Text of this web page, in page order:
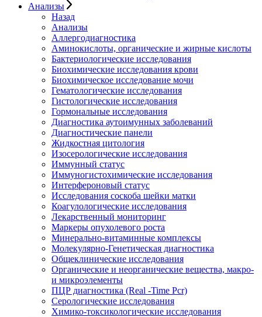
Анализы
Назад
Анализы
Аллергодиагностика
Аминокислоты, органические и жирные кислоты
Бактериологические исследования
Биохимические исследования крови
Биохимическое исследование мочи
Гематологические исследования
Гистологические исследования
Гормональные исследования
Диагностика аутоимунных заболеваний
Диагностические панели
Жидкостная цитология
Изосерологические исследования
Иммунный статус
Иммуногистохимические исследования
Интерфероновый статус
Исследования соскоба шейки матки
Коагулологические исследования
Лекарственный мониторинг
Маркеры опухолевого роста
Минерально-витаминные комплексы
Молекулярно-Генетическая диагностика
Общеклинические исследования
Органические и неорганические вещества, макро-
и микроэлементы
ПЦР диагностика (Real -Time Pcr)
Серологические исследования
Химико-токсикологические исследования